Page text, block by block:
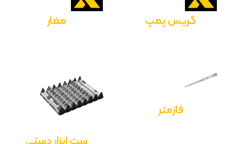
گریس پمپ مغار
فازمتر